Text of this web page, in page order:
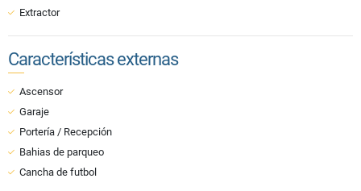
Extractor
Características externas
Ascensor
Garaje
Portería / Recepción
Bahias de parqueo
Cancha de futbol